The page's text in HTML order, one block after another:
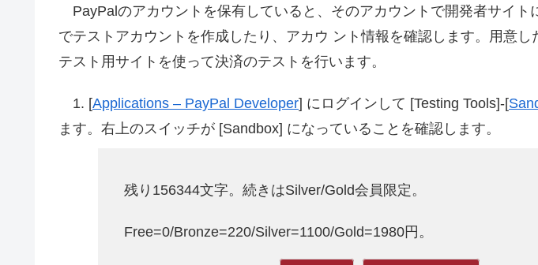
PayPalのアカウントを保有していると、そのアカウントで開発者サイト
でテストアカウントを作成したり、アカウ ント情報を確認します。用意し
テスト用サイトを使って決済のテストを行います。
1. [Applications – PayPal Developer] にログインして [Testing Tools]-[
ます。右上のスイッチが [Sandbox] になっていることを確認します。
残り156344文字。続きはSilver/Gold会員限定。
Free=0/Bronze=220/Silver=1100/Gold=1980円。